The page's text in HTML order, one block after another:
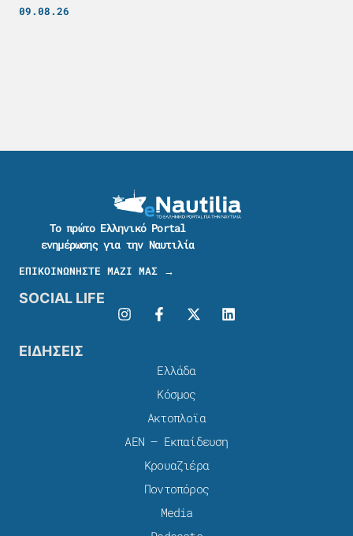
09.08.26
Το πρώτο Ελληνικό Portal
ενημέρωσης για την Ναυτιλία
ΕΠΙΚΟΙΝΩΝΗΣΤΕ ΜΑΖΙ ΜΑΣ →
SOCIAL LIFE
ΕΙΔΗΣΕΙΣ
Ελλάδα
Κόσμος
Ακτοπλοϊα
ΑΕΝ – Εκπαίδευση
Κρουαζιέρα
Ποντοπόρος
Media